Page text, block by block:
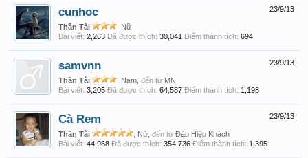
23/9/13
cunhoc
Thần Tài
, Nữ
Bài viết: 2,263 Đã được thích: 30,041 Điểm thành tích: 694
23/9/13
samvnn
Thần Tài , Nam, đến từ MN
Bài viết: 3,205 Đã được thích: 64,587 Điểm thành tích: 1,198
23/9/13
Cà Rem
Thần Tài , Nữ, đến từ Đảo Hiệp Khách
Bài viết: 44,968 Đã được thích: 354,736 Điểm thành tích: 1,395